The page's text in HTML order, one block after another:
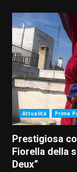
Attualità Prima
Prestigiosa
Fiorella della
Deux”